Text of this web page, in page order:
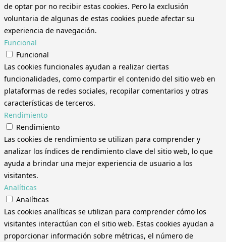
de optar por no recibir estas cookies. Pero la exclusión
voluntaria de algunas de estas cookies puede afectar su
experiencia de navegación.
Funcional
Funcional
Las cookies funcionales ayudan a realizar ciertas
funcionalidades, como compartir el contenido del sitio web en
plataformas de redes sociales, recopilar comentarios y otras
características de terceros.
Rendimiento
Rendimiento
Las cookies de rendimiento se utilizan para comprender y
analizar los índices de rendimiento clave del sitio web, lo que
ayuda a brindar una mejor experiencia de usuario a los
visitantes.
Analíticas
Analíticas
Las cookies analíticas se utilizan para comprender cómo los
visitantes interactúan con el sitio web. Estas cookies ayudan a
proporcionar información sobre métricas, el número de